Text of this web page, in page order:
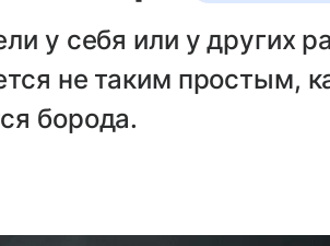
у себя или у других
не таким простым,
борода.